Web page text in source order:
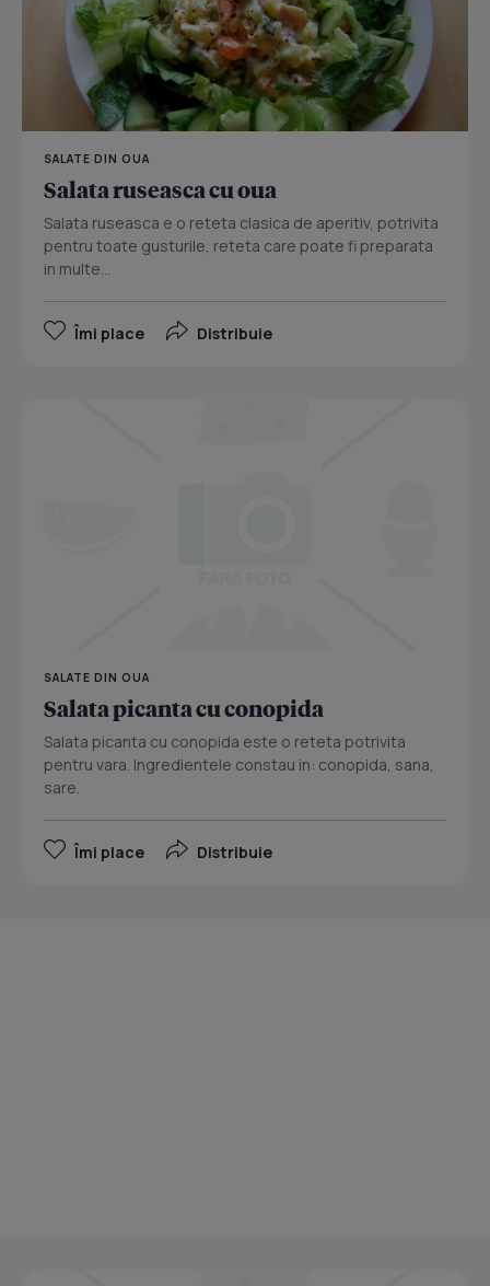
SALATE DIN OUA
Salata ruseasca cu oua
Salata ruseasca e o reteta clasica de aperitiv, potrivita
pentru toate gusturile, reteta care poate fi preparata
in multe...
Îmi place Distribuie
SALATE DIN OUA
Salata picanta cu conopida
Salata picanta cu conopida este o reteta potrivita
pentru vara. Ingredientele constau in: conopida, sana,
sare.
Îmi place Distribuie